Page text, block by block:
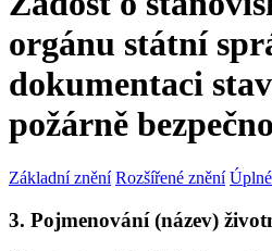
orgánu státní
dokumentaci
požárně
Základní znění Rozšířené znění
3. Pojmenování (název)